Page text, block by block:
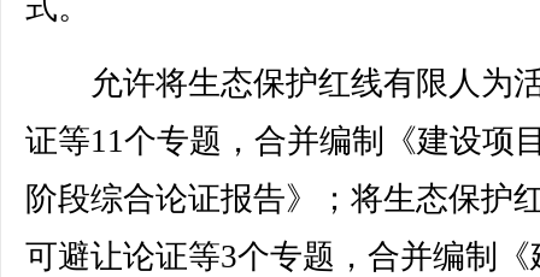
式。
允许将生态保护红线有限人为
证等11个专题，合并编制《建设项
阶段综合论证报告》；将生态保护
可避让论证等3个专题，合并编制《